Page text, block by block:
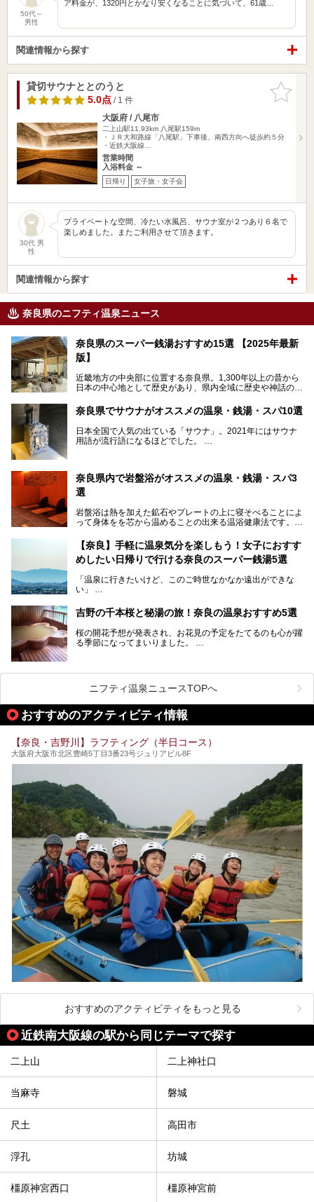
50代～
男性
ア料金が、1320円とかなり安くなることに気づいて、61歳…
関連情報から探す
お気に入
りに追加
貸切サウナととのうと
5.0点/ 1 件
大阪府 / 八尾市
二上山駅11.93km 八尾駅159m
・ＪＲ大和路線「八尾駅」下車後、南西方向へ徒歩約５分
・近鉄大阪線…
営業時間
入浴料金 ～
日帰り 女子旅・女子会
30代 男
性
プライベートな空間、冷たい水風呂、サウナ室が２つあり６名で
楽しめました。またご利用させて頂きます。
関連情報から探す
奈良県のニフティ温泉ニュース
奈良県のスーパー銭湯おすすめ15選 【2025年最新
版】
近畿地方の中央部に位置する奈良県。1,300年以上の昔から
日本の中心地として歴史があり、県内全域に歴史や神話の舞
界遺産があり、古代をそこかしこに感じられる地域です。
そんな奈良県のスーパー銭湯は、便利な街中にある施設か
ら、険しい山中にある秘湯までバラエティ豊か。ここでは、
奈良県で評判のスーパー銭湯をご紹介します。
奈良県でサウナがオススメの温泉・銭湯・スパ10選
日本全国で人気の出ている「サウナ」。2021年にはサウナ
用語が流行語になるほどでした。
中心部に近いサウナや郊外にあるアウトドアフィンランド式
サウナなど種類も豊富です。
奈良県にあるサウナでリフレッシュしませんか？
奈良県内で岩盤浴がオススメの温泉・銭湯・スパ3
選
岩盤浴は熱を加えた鉱石やプレートの上に寝そべることによ
って身体をを芯から温めることの出来る温浴健康法です。じ
果だけではなく、代謝が高まり健康や美容にも良い影響が期
待できます。今回はそんな岩盤浴にこだわった、奈良県内の
オススメ温泉・銭湯・スパ3ヶ所を紹介させていただきま
【奈良】手軽に温泉気分を楽しもう！女子におすす
めしたい日帰りで行ける奈良のスーパー銭湯5選
「温泉に行きたいけど、このご時世なかなか遠出ができな
い」
そんな方も多いのではないでしょうか？
お宿に泊まって観光地を巡るような温泉旅行がしたいけど、
まとまった時間が取れない時もありますよね。
芯までじんわり温まってリラックス効果も抜群。
今回は、奈良で行けるおすすめのスーパー銭湯を5つご紹介
したいと思います。
吉野の千本桜と秘湯の旅！奈良の温泉おすすめ5選
桜の開花予想が発表され、お花見の予定をたてるのも心が躍
る季節になってまいりました。
まれるくらい日本人の心を捉えて離さない名所中の名所があ
ります。それは奈良県の吉野山。
す。また吉野山を含む「紀伊山地の霊場と参詣道」はユネス
コの世界遺産に登録されており、修験道の霊場として荘厳な
開湯300年と歴史のある霊験あらたかな吉野の湯で、春を感
じる湯治の旅はいかがでしょう。
今回は奈良県吉野のおすすめ温泉を紹介いたします！
ニフティ温泉ニュースTOPへ
おすすめのアクティビティ情報
【奈良・吉野川】ラフティング（半日コース）
大阪府大阪市北区豊崎5丁目3番23号ジュリアビル8F
おすすめのアクティビティをもっと見る
近鉄南大阪線の駅から同じテーマで探す
二上山 二上神社口
当麻寺 磐城
尺土 高田市
浮孔 坊城
橿原神宮西口 橿原神宮前